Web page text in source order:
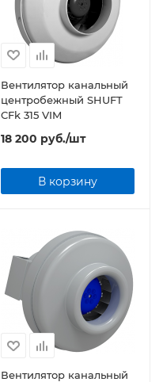
Вентилятор канальный
центробежный SHUFT
CFk 315 VIM
18 200 руб./шт
В корзину
Вентилятор канальный